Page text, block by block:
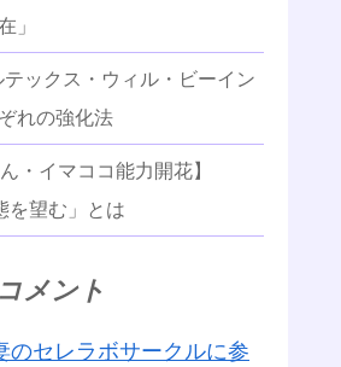
」
テックス・ウィル・ビーイン
れの強化法
・イマココ能力開花】
を望む」とは
メント
のセレラボサークルに参